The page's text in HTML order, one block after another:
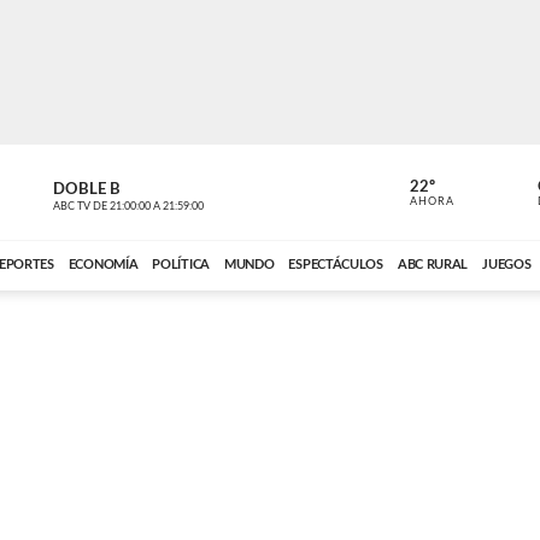
DOBLE B
ABC TV DE 21:00:00 A 21:59:00
DE TODO
ABC CARDINAL
22º
AHORA
ECONOMÍA POLÍTICA MUNDO ESPECTÁCULOS ABC RURAL JUEGOS